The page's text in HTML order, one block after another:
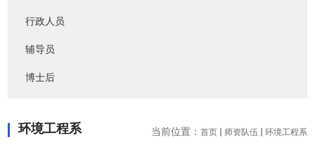
行政人员
辅导员
博士后
环境工程系 当前位置： 首页 师资队伍 环境工程系